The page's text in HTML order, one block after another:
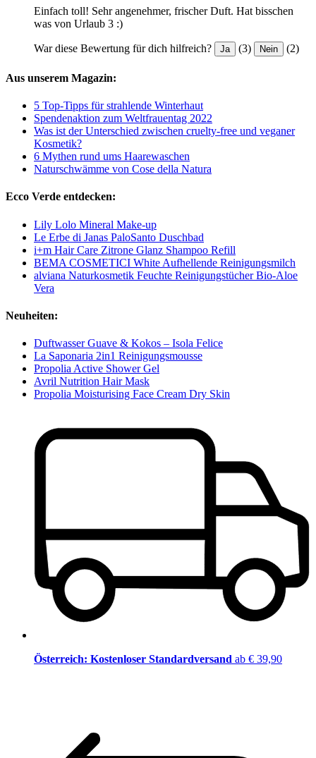
Einfach toll! Sehr angenehmer, frischer Duft. Hat bisschen
was von Urlaub 3 :)
War diese Bewertung für dich hilfreich? Ja (3) Nein (2)
Aus unserem Magazin:
5 Top-Tipps für strahlende Winterhaut
Spendenaktion zum Weltfrauentag 2022
Was ist der Unterschied zwischen cruelty-free und veganer
Kosmetik?
6 Mythen rund ums Haarewaschen
Naturschwämme von Cose della Natura
Ecco Verde entdecken:
Lily Lolo Mineral Make-up
Le Erbe di Janas PaloSanto Duschbad
i+m Hair Care Zitrone Glanz Shampoo Refill
BEMA COSMETICI White Aufhellende Reinigungsmilch
alviana Naturkosmetik Feuchte Reinigungstücher Bio-Aloe
Vera
Neuheiten:
Duftwasser Guave & Kokos – Isola Felice
La Saponaria 2in1 Reinigungsmousse
Propolia Active Shower Gel
Avril Nutrition Hair Mask
Propolia Moisturising Face Cream Dry Skin
Österreich: Kostenloser Standardversand ab € 39,90